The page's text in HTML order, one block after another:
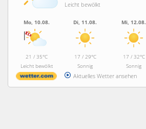
Leicht bewölkt
Mo, 10.08.
21 / 35°C
Leicht bewölkt
Di, 11.08.
17 / 29°C
Sonnig
Mi, 12.08.
17 / 32°C
Sonnig
Aktuelles Wetter ansehen